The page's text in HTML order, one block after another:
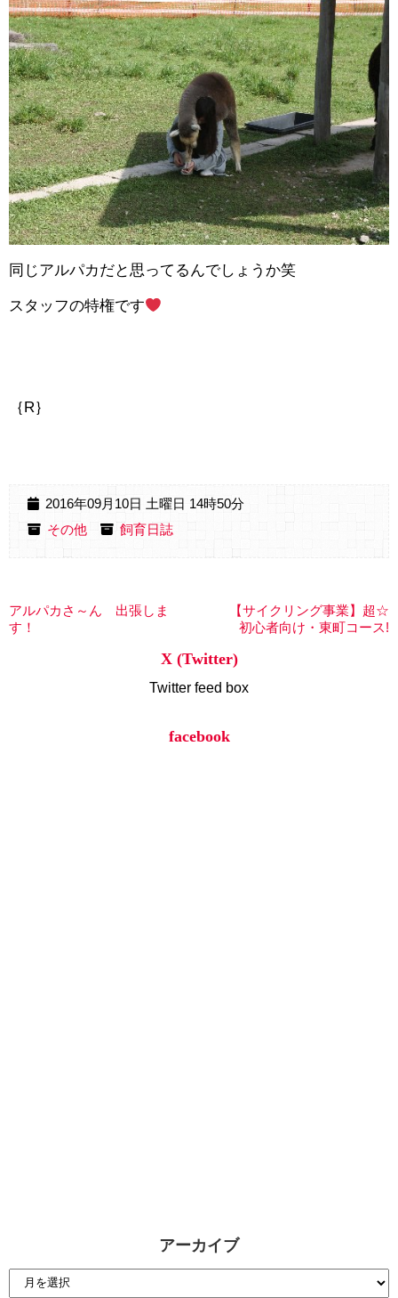
同じアルパカだと思ってるんでしょうか笑
スタッフの特権です
｛R｝
2016年09月10日 土曜日 14時50分
その他
飼育日誌
アルパカさ～ん 出張しま
す！
【サイクリング事業】超☆
初心者向け・東町コース!
X (Twitter)
Twitter feed box
facebook
アーカイブ